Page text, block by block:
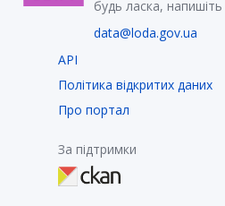
будь ласка,
data@loda.gov.ua
API
Політика відкритих даних
Про портал
За підтримки